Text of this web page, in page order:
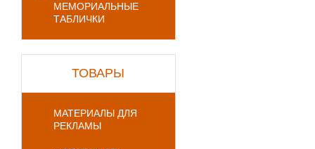
МЕМОРИАЛЬНЫЕ
ТАБЛИЧКИ
ТОВАРЫ
МАТЕРИАЛЫ ДЛЯ
РЕКЛАМЫ